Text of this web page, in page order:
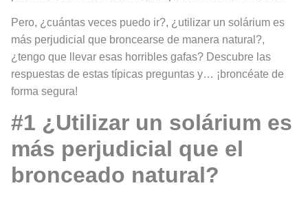
Pero, ¿cuántas veces puedo ir?, ¿utilizar un solárium es
más perjudicial que broncearse de manera natural?,
¿tengo que llevar esas horribles gafas? Descubre las
respuestas de estas típicas preguntas y… ¡broncéate de
forma segura!
#1 ¿Utilizar un solárium es
más perjudicial que el
bronceado natural?